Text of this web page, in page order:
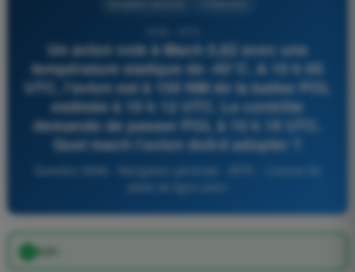
Un avion vole à Mach 0,82 avec une
température statique de -45°C. A 10 h 00
UTC, l'avion est à 100 NM de la balise POL
estimée à 10 h 12 UTC. Le contrôle
demande de passer POL à 10 h 16 UTC.
Quel mach l'avion doit-il adopter ?
Question 9086 - Navigation générale - ATPL - Licence de
0,61.